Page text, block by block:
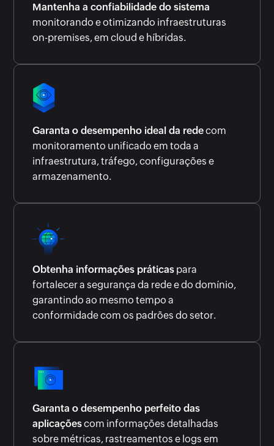
Mantenha a confiabilidade do sistema
monitorando e otimizando infraestruturas
on-premises, em cloud e híbridas.
Garanta o desempenho ideal da redecom
monitoramento unificado em toda a
infraestrutura, tráfego, configurações e
armazenamento.
Obtenha informações práticas para
fortalecer a segurança da rede e do domínio,
garantindo ao mesmo tempo a
conformidade com os padrões do setor.
Garanta o desempenho perfeito das
aplicaçõescom informações detalhadas
sobre métricas, rastreamentos e logs em